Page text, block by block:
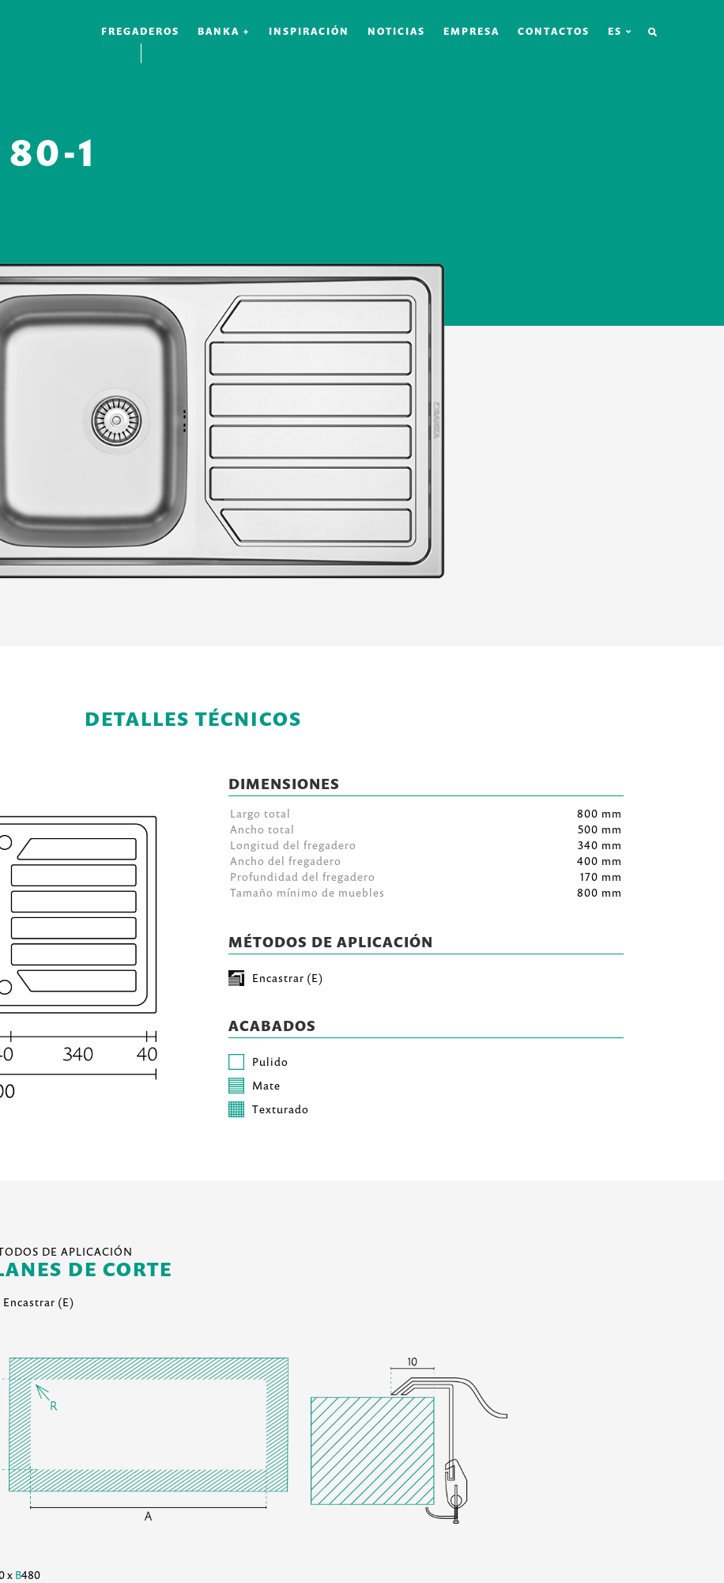
FREGADEROS BANKA + INSPIRACIÓN NOTICIAS EMPRESA CONTACTOS ES
1
DETALLES TÉCNICOS
DIMENSIONES
Largo total
800 mm
Ancho total
500 mm
Longitud del fregadero
340 mm
Ancho del fregadero
400 mm
Profundidad del fregadero
170 mm
Tamaño mínimo de muebles
800 mm
MÉTODOS DE APLICACIÓN
Encastrar (E)
ACABADOS
Pulido
Mate
Texturado
DE APLICACIÓN
DE CORTE
Encastrar (E)
x B480